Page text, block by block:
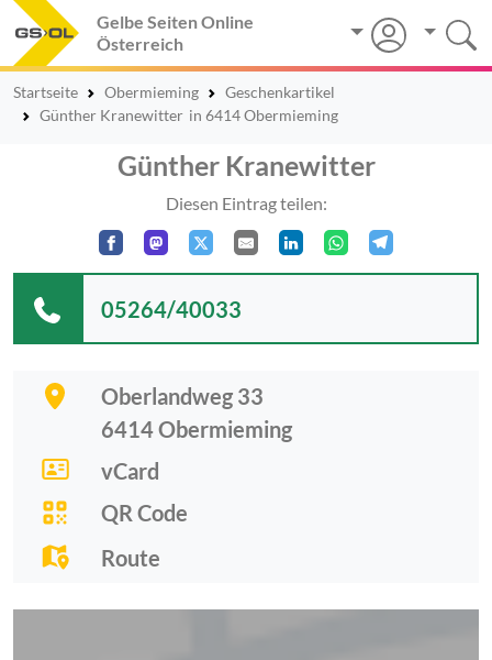
Gelbe Seiten Online
Österreich
Startseite Obermieming
Geschenkartikel
Günther Kranewitter in 6414 Obermieming
Günther Kranewitter
Diesen Eintrag teilen:
Oberlandweg 33
6414Obermieming
vCard
QR Code
Route
05264/40033